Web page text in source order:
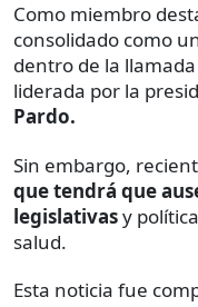
Como miembro
consolidado como
dentro de la
liderada por la
Pardo.
Sin embargo,
que tendrá que
legislativasy
salud.
Esta noticia fue